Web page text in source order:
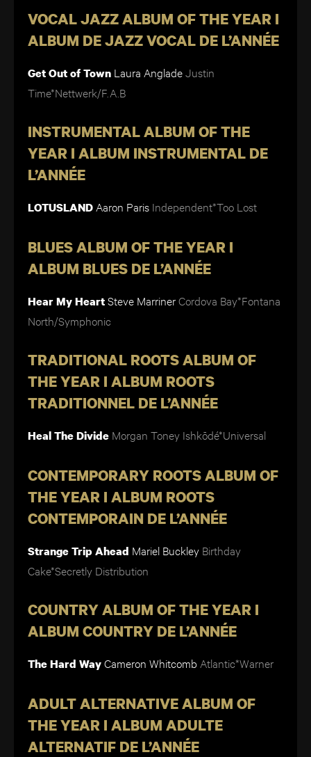
VOCAL JAZZ ALBUM OF THE YEAR I
ALBUM DE JAZZ VOCAL DE L’ANNÉE
Get Out of Town Laura AngladeJustin
Time*Nettwerk/F.A.B
INSTRUMENTAL ALBUM OF THE
YEAR I ALBUM INSTRUMENTAL DE
L’ANNÉE
LOTUSLAND Aaron Paris Independent*Too Lost
BLUES ALBUM OF THE YEAR I
ALBUM BLUES DE L’ANNÉE
Hear My HeartSteve MarrinerCordova Bay*Fontana
North/Symphonic
TRADITIONAL ROOTS ALBUM OF
THE YEAR I ALBUM ROOTS
TRADITIONNEL DE L’ANNÉE
Heal The Divide Morgan Toney Ishkōdé*Universal
CONTEMPORARY ROOTS ALBUM OF
THE YEAR I ALBUM ROOTS
CONTEMPORAIN DE L’ANNÉE
Strange Trip Ahead Mariel Buckley Birthday
Cake*Secretly Distribution
COUNTRY ALBUM OF THE YEAR I
ALBUM COUNTRY DE L’ANNÉE
The Hard WayCameron Whitcomb Atlantic*Warner
ADULT ALTERNATIVE ALBUM OF
THE YEAR I ALBUM ADULTE
ALTERNATIF DE L’ANNÉE